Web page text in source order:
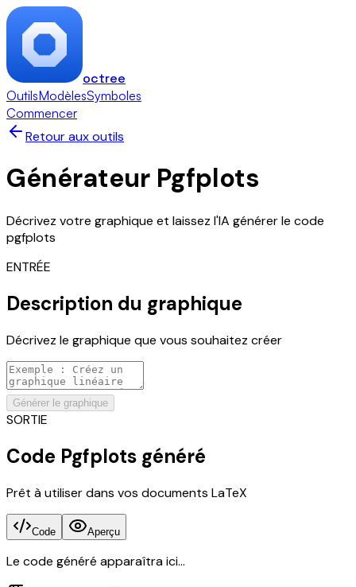
octree
OutilsModèlesSymboles
Commencer
Retour aux outils
Générateur Pgfplots
Décrivez votre graphique et laissez l'IA générer le code
pgfplots
ENTRÉE
Description du graphique
Décrivez le graphique que vous souhaitez créer
Générer le graphique
SORTIE
Code Pgfplots généré
Prêt à utiliser dans vos documents LaTeX
Code Aperçu
Le code généré apparaîtra ici...